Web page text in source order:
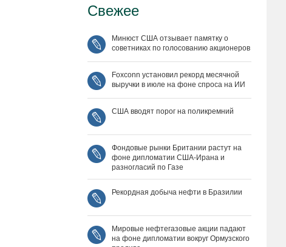
Свежее
Минюст США отзывает памятку о
советниках по голосованию акционеров
Foxconn установил рекорд месячной
выручки в июле на фоне спроса на ИИ
США вводят порог на поликремний
Фондовые рынки Британии растут на
фоне дипломатии США‑Ирана и
разногласий по Газе
Рекордная добыча нефти в Бразилии
Мировые нефтегазовые акции падают
на фоне дипломатии вокруг Ормузского